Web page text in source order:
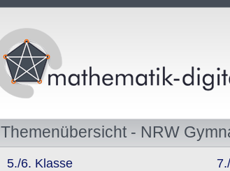
Themenübersicht - NRW
5./6. Klasse